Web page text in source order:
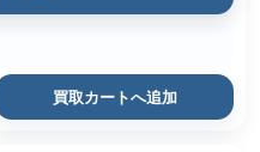
買取カートへ追加